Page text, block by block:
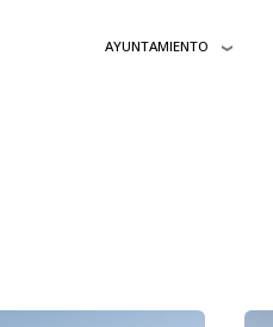
AYUNTAMIENTO